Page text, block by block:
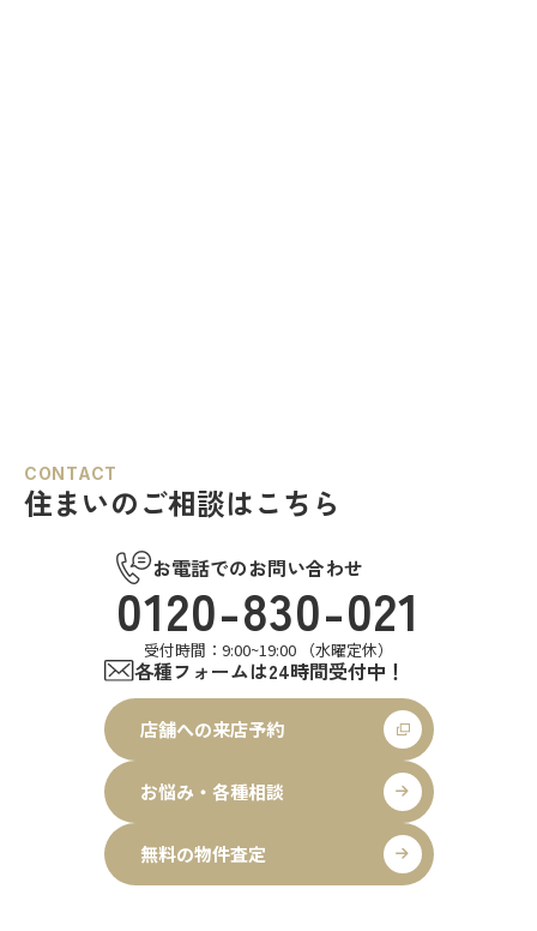
CONTACT
住まいのご相談はこちら
お電話でのお問い合わせ
0120-830-021
受付時間：9:00~19:00 （水曜定休）
各種フォームは24時間受付中！
店舗への来店予約
お悩み・各種相談
無料の物件査定